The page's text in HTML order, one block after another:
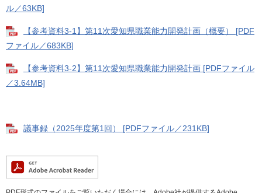
ル／63KB]
【参考資料3-1】第11次愛知県職業能力開発計画（概要） [PDF
ファイル／683KB]
【参考資料3-2】第11次愛知県職業能力開発計画 [PDFファイル
／3.64MB]
議事録（2025年度第1回） [PDFファイル／231KB]